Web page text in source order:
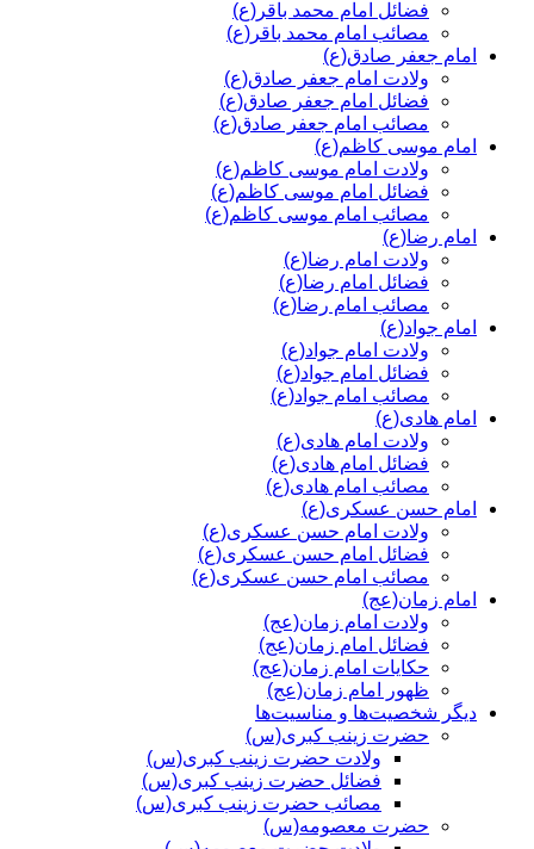
فضائل امام محمد باقر(ع)
مصائب امام محمد باقر(ع)
امام جعفر صادق(ع)
ولادت امام جعفر صادق(ع)
فضائل امام جعفر صادق(ع)
مصائب امام جعفر صادق(ع)
امام موسی کاظم(ع)
ولادت امام موسی کاظم(ع)
فضائل امام موسی کاظم(ع)
مصائب امام موسی کاظم(ع)
امام رضا(ع)
ولادت امام رضا(ع)
فضائل امام رضا(ع)
مصائب امام رضا(ع)
امام جواد(ع)
ولادت امام جواد(ع)
فضائل امام جواد(ع)
مصائب امام جواد(ع)
امام هادی(ع)
ولادت امام هادی(ع)
فضائل امام هادی(ع)
مصائب امام هادی(ع)
امام حسن عسکری(ع)
ولادت امام حسن عسکری(ع)
فضائل امام حسن عسکری(ع)
مصائب امام حسن عسکری(ع)
امام زمان(عج)
ولادت امام زمان(عج)
فضائل امام زمان(عج)
حکایات امام زمان(عج)
ظهور امام زمان(عج)
دیگر شخصیت‌ها و مناسیت‌ها
حضرت زینب کبری(س)
ولادت حضرت زینب کبری(س)
فضائل حضرت زینب کبری(س)
مصائب حضرت زینب کبری(س)
حضرت معصومه(س)